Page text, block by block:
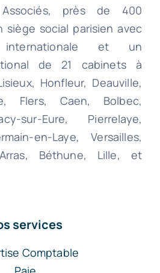
près de 400
siège social parisien avec
et un
de 21 cabinets à
Honfleur, Deauville,
Flers, Caen, Bolbec,
sur-Eure, Pierrelaye,
en-Laye, Versailles,
Béthune, Lille, et
services
Comptable